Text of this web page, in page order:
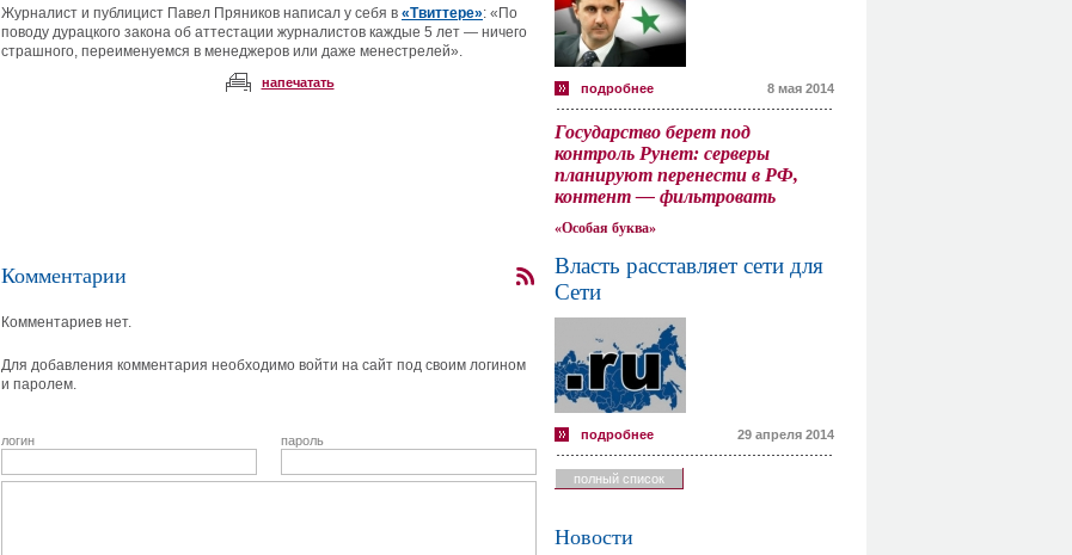
Журналист и публицист Павел Пряников написал у себя в «Твиттере»: «По
поводу дурацкого закона об аттестации журналистов каждые 5 лет — ничего
страшного, переименуемся в менеджеров или даже менестрелей».
напечатать
Комментарии
Комментариев нет.
Для добавления комментария необходимо войти на сайт под своим логином
и паролем.
логин пароль
подробнее 8 мая 2014
Государство берет под
контроль Рунет: серверы
планируют перенести в РФ,
контент — фильтровать
«Особая буква»
Власть расставляет сети для
Сети
подробнее 29 апреля 2014
полный список
Новости